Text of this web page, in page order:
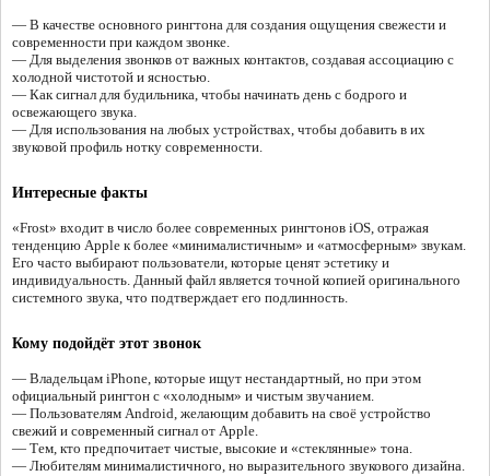
— В качестве основного рингтона для создания ощущения свежести и
современности при каждом звонке.
— Для выделения звонков от важных контактов, создавая ассоциацию с
холодной чистотой и ясностью.
— Как сигнал для будильника, чтобы начинать день с бодрого и
освежающего звука.
— Для использования на любых устройствах, чтобы добавить в их
звуковой профиль нотку современности.
Интересные факты
«Frost» входит в число более современных рингтонов iOS, отражая
тенденцию Apple к более «минималистичным» и «атмосферным» звукам.
Его часто выбирают пользователи, которые ценят эстетику и
индивидуальность. Данный файл является точной копией оригинального
системного звука, что подтверждает его подлинность.
Кому подойдёт этот звонок
— Владельцам iPhone, которые ищут нестандартный, но при этом
официальный рингтон с «холодным» и чистым звучанием.
— Пользователям Android, желающим добавить на своё устройство
свежий и современный сигнал от Apple.
— Тем, кто предпочитает чистые, высокие и «стеклянные» тона.
— Любителям минималистичного, но выразительного звукового дизайна.